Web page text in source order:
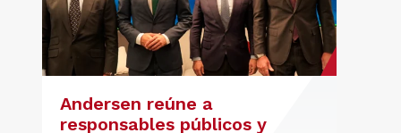
Andersen reúne a
responsables públicos y